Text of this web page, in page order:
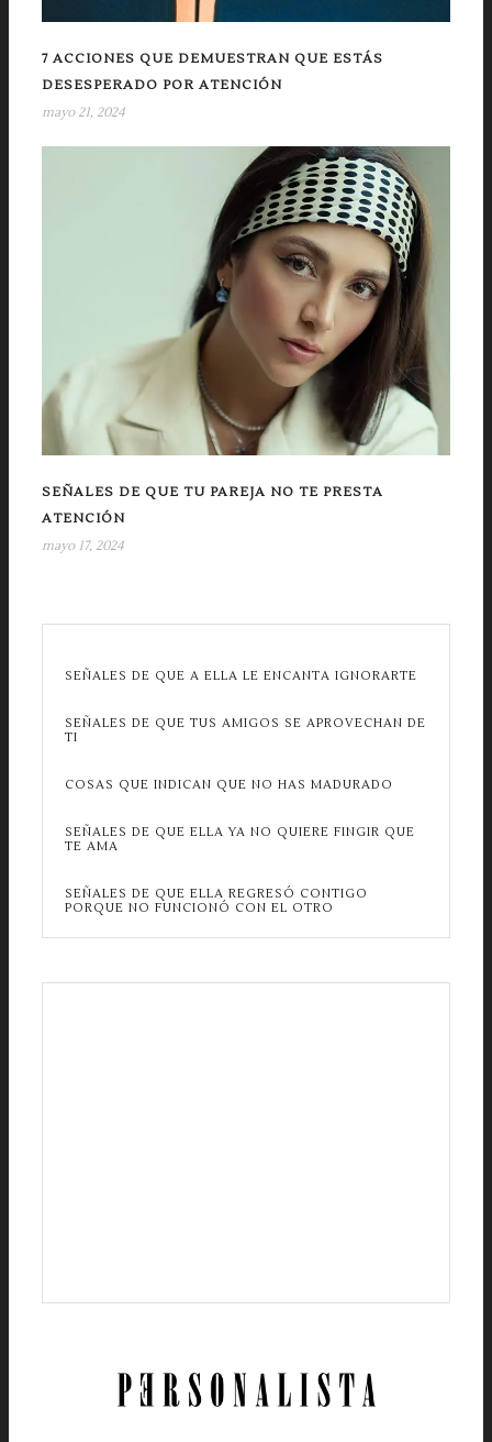
7 ACCIONES QUE DEMUESTRAN QUE ESTÁS
DESESPERADO POR ATENCIÓN
mayo 21, 2024
SEÑALES DE QUE TU PAREJA NO TE PRESTA
ATENCIÓN
mayo 17, 2024
SEÑALES DE QUE A ELLA LE ENCANTA IGNORARTE
SEÑALES DE QUE TUS AMIGOS SE APROVECHAN DE
TI
COSAS QUE INDICAN QUE NO HAS MADURADO
SEÑALES DE QUE ELLA YA NO QUIERE FINGIR QUE
TE AMA
SEÑALES DE QUE ELLA REGRESÓ CONTIGO
PORQUE NO FUNCIONÓ CON EL OTRO